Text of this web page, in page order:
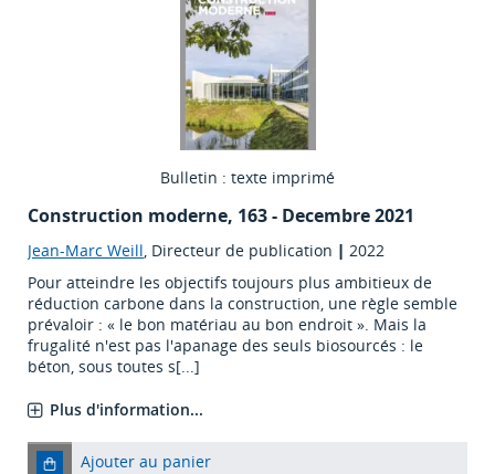
Bulletin : texte imprimé
Construction moderne, 163 - Decembre 2021
Jean-Marc Weill, Directeur de publication | 2022
Pour atteindre les objectifs toujours plus ambitieux de
réduction carbone dans la construction, une règle semble
prévaloir : « le bon matériau au bon endroit ». Mais la
frugalité n'est pas l'apanage des seuls biosourcés : le
béton, sous toutes s[...]
Plus d'information...
Ajouter au panier